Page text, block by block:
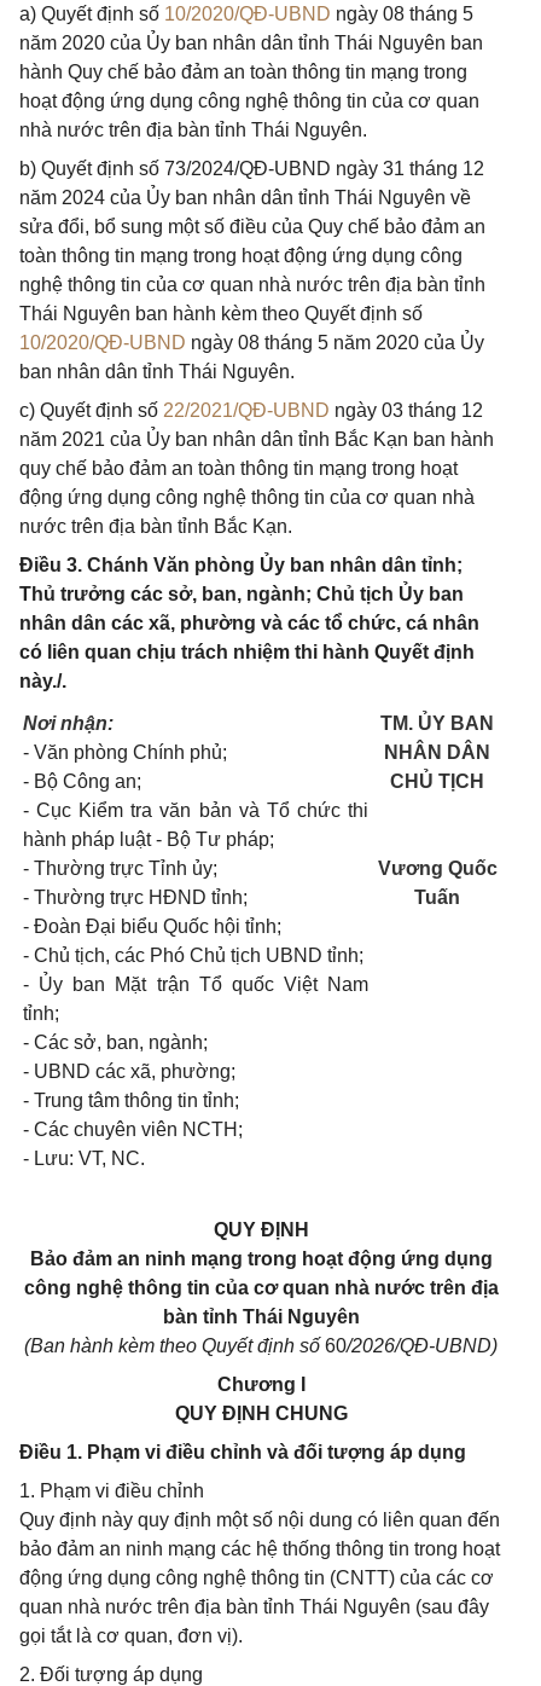
a) Quyết định số 10/2020/QĐ-UBND ngày 08 tháng 5
năm 2020 của Ủy ban nhân dân tỉnh Thái Nguyên ban
hành Quy chế bảo đảm an toàn thông tin mạng trong
hoạt động ứng dụng công nghệ thông tin của cơ quan
nhà nước trên địa bàn tỉnh Thái Nguyên.
b) Quyết định số 73/2024/QĐ-UBND ngày 31 tháng 12
năm 2024 của Ủy ban nhân dân tỉnh Thái Nguyên về
sửa đổi, bổ sung một số điều của Quy chế bảo đảm an
toàn thông tin mạng trong hoạt động ứng dụng công
nghệ thông tin của cơ quan nhà nước trên địa bàn tỉnh
Thái Nguyên ban hành kèm theo Quyết định số
10/2020/QĐ-UBND ngày 08 tháng 5 năm 2020 của Ủy
ban nhân dân tỉnh Thái Nguyên.
c) Quyết định số 22/2021/QĐ-UBND ngày 03 tháng 12
năm 2021 của Ủy ban nhân dân tỉnh Bắc Kạn ban hành
quy chế bảo đảm an toàn thông tin mạng trong hoạt
động ứng dụng công nghệ thông tin của cơ quan nhà
nước trên địa bàn tỉnh Bắc Kạn.
Điều 3. Chánh Văn phòng Ủy ban nhân dân tỉnh;
Thủ trưởng các sở, ban, ngành; Chủ tịch Ủy ban
nhân dân các xã, phường và các tổ chức, cá nhân
có liên quan chịu trách nhiệm thi hành Quyết định
này./.
Nơi nhận:
- Văn phòng Chính phủ;
- Bộ Công an;
- Cục Kiểm tra văn bản và Tổ chức thi
hành pháp luật - Bộ Tư pháp;
- Thường trực Tỉnh ủy;
- Thường trực HĐND tỉnh;
- Đoàn Đại biểu Quốc hội tỉnh;
- Chủ tịch, các Phó Chủ tịch UBND tỉnh;
- Ủy ban Mặt trận Tổ quốc Việt Nam
tỉnh;
- Các sở, ban, ngành;
- UBND các xã, phường;
- Trung tâm thông tin tỉnh;
- Các chuyên viên NCTH;
- Lưu: VT, NC.
TM. ỦY BAN
NHÂN DÂN
CHỦ TỊCH
Vương Quốc
Tuấn
QUY ĐỊNH
Bảo đảm an ninh mạng trong hoạt động ứng dụng
công nghệ thông tin của cơ quan nhà nước trên địa
bàn tỉnh Thái Nguyên
(Ban hành kèm theo Quyết định số 60/2026/QĐ-UBND)
Chương I
QUY ĐỊNH CHUNG
Điều 1. Phạm vi điều chỉnh và đối tượng áp dụng
1. Phạm vi điều chỉnh
Quy định này quy định một số nội dung có liên quan đến
bảo đảm an ninh mạng các hệ thống thông tin trong hoạt
động ứng dụng công nghệ thông tin (CNTT) của các cơ
quan nhà nước trên địa bàn tỉnh Thái Nguyên (sau đây
gọi tắt là cơ quan, đơn vị).
2. Đối tượng áp dụng